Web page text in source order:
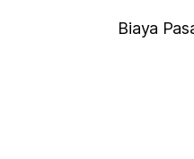
Biaya